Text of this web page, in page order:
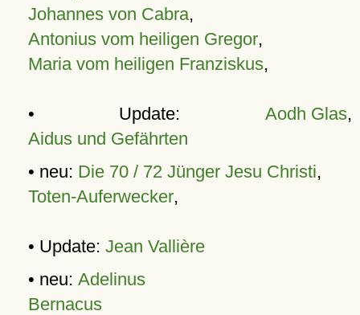
Johannes von Cabra,
Antonius vom heiligen Gregor,
Maria vom heiligen Franziskus,
• Update: Aodh Glas,
Aidus und Gefährten
• neu: Die 70 / 72 Jünger Jesu Christi,
Toten-Auferwecker,
• Update: Jean Vallière
• neu: Adelinus
Bernacus